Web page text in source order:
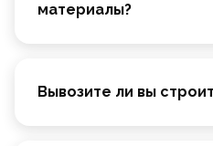
материалы?
Вывозите ли вы